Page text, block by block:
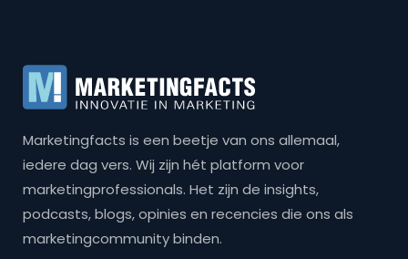
Marketingfacts is een beetje van ons allemaal,
iedere dag vers. Wij zijn hét platform voor
marketingprofessionals. Het zijn de insights,
podcasts, blogs, opinies en recencies die ons als
marketingcommunity binden.